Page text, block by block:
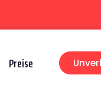
Preise